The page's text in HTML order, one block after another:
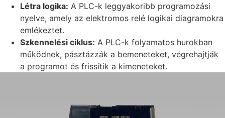
Létra logika: A PLC-k leggyakoribb programozási
nyelve, amely az elektromos relé logikai diagramokra
emlékeztet.
Szkennelési ciklus: A PLC-k folyamatos hurokban
működnek, pásztázzák a bemeneteket, végrehajtják
a programot és frissítik a kimeneteket.